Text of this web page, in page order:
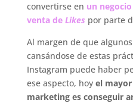
convertirse en un
venta deLikes por parte
Al margen de que
cansándose de estas
Instagram puede haber
ese aspecto, hoy el
marketing es conseguir